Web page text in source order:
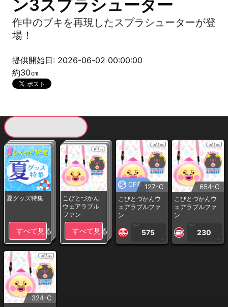
ン3スプラシューター
作中のブキを再現したスプラシューターが登
場！
提供開始日: 2026-06-02 00:00:00
約30㎝
夏グッズ特集
すべて見る
こびとづかん
ウェアラブル
ファン
すべて見る
CP専用127-C
こびとづかんウ
ェアラブルファ
ン
1PLAY
575
CP
654-C
こびとづかんウ
ェアラブルファ
ン
1PLAY
230
CP
324-C